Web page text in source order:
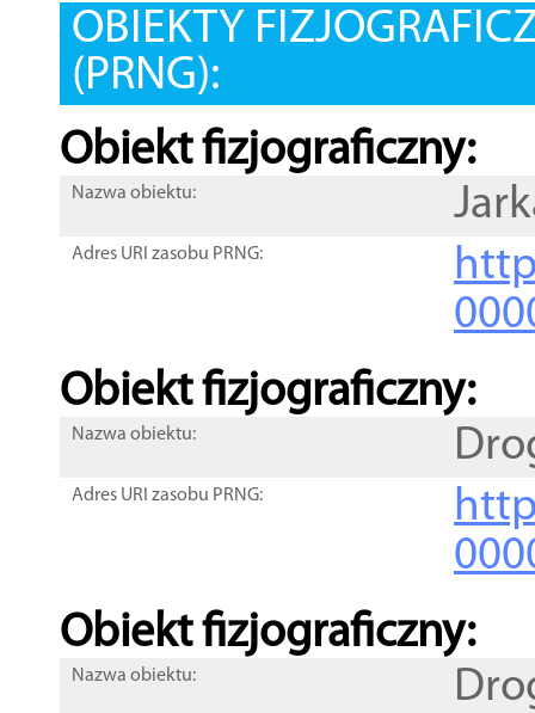
OBIEKTY
(PRNG):
Obiekt fizjograficzny:
Nazwa obiektu:
Adres URI zasobu PRNG:
Obiekt fizjograficzny:
Nazwa obiektu:
Adres URI zasobu PRNG:
Obiekt fizjograficzny:
Nazwa obiektu: